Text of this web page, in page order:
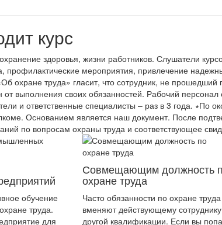
курс
здоровья, жизни работников. Слушатели
профилактические мероприятия, привлечение
охране труда» гласит, что сотрудник, не
от выполнения своих обязанностей. Рабочий
и ответственные специалисты – раз в 3 года. ∗По
Основанием является наш документ. После
по вопросам охраны труда и соответствующее
обучение
труда.
для
Совмещающим должность
охране труда
Часто обязанности по охране труда
вменяют действующему сотруднику
другой квалификации. Если вы